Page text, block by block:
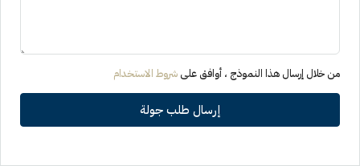
من خلال إرسال هذا النموذج ، أوافق على شروط الاستخدام
إرسال طلب جولة